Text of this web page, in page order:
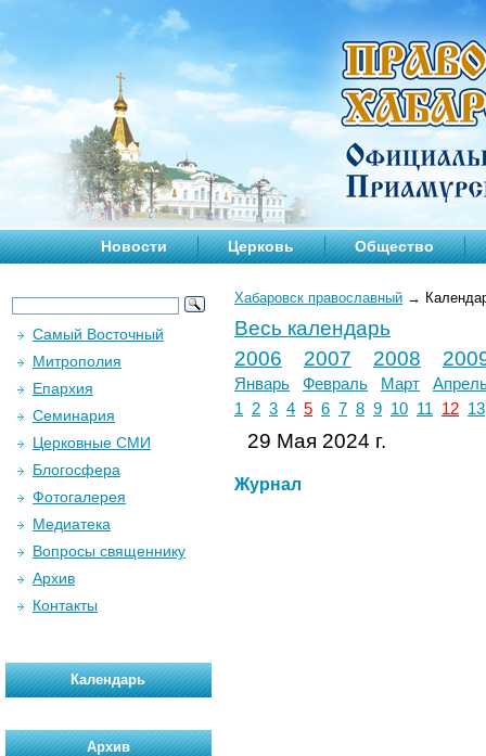
Новости Церковь Общество
Хабаровск православный →
Весь календарь
2006
2007 2008
Январь Февраль Март
1
2 3 4 5 6 7 8 9 10 11 12 13
29 Мая 2024 г.
Журнал
Самый Восточный
Митрополия
Епархия
Семинария
Церковные СМИ
Блогосфера
Фотогалерея
Медиатека
Вопросы священнику
Архив
Контакты
Календарь
Архив